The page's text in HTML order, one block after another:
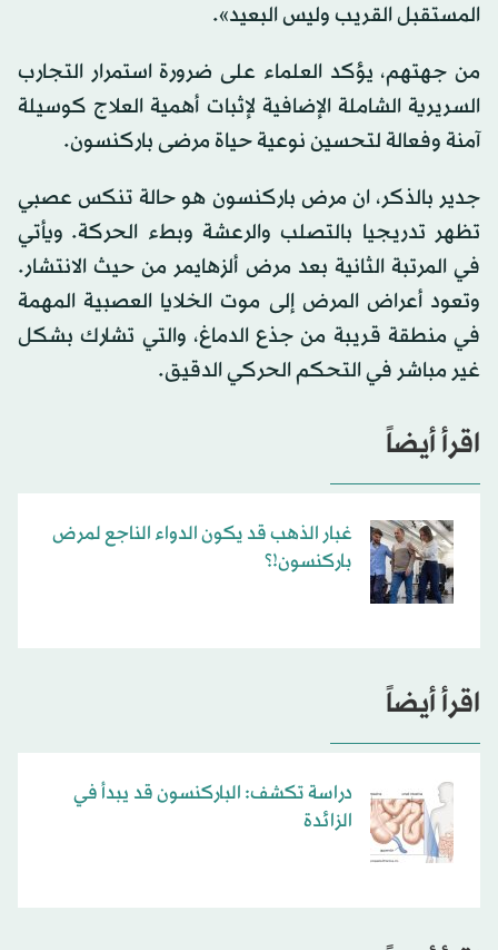
المستقبل القريب وليس البعيد».
من جهتهم، يؤكد العلماء على ضرورة استمرار التجارب
السريرية الشاملة الإضافية لإثبات أهمية العلاج كوسيلة
آمنة وفعالة لتحسين نوعية حياة مرضى باركنسون.
جدير بالذكر، ان مرض باركنسون هو حالة تنكس عصبي
تظهر تدريجيا بالتصلب والرعشة وبطء الحركة. ويأتي
في المرتبة الثانية بعد مرض ألزهايمر من حيث الانتشار.
وتعود أعراض المرض إلى موت الخلايا العصبية المهمة
في منطقة قريبة من جذع الدماغ، والتي تشارك بشكل
غير مباشر في التحكم الحركي الدقيق.
اقرأ أيضاً
غبار الذهب قد يكون الدواء الناجع لمرض
باركنسون!؟
اقرأ أيضاً
دراسة تكشف: الباركنسون قد يبدأ في
الزائدة